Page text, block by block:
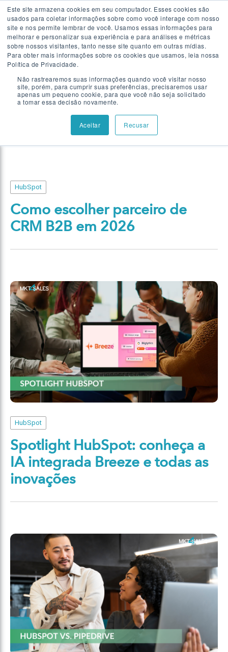
Este site armazena cookies em seu computador. Esses cookies são
usados para coletar informações sobre como você interage com nosso
site e nos permite lembrar de você. Usamos essas informações para
melhorar e personalizar sua experiência e para análises e métricas
sobre nossos visitantes, tanto nesse site quanto em outras mídias.
Para obter mais informações sobre os cookies que usamos, leia nossa
Política de Privacidade.
Não rastrearemos suas informações quando você visitar nosso
site, porém, para cumprir suas preferências, precisaremos usar
apenas um pequeno cookie, para que você não seja solicitado
a tomar essa decisão novamente.
Aceitar Recusar
Falar com especialista
Showing results related to
HubSpot
HubSpot
Como escolher parceiro de
CRM B2B em 2026
HubSpot
Spotlight HubSpot: conheça a
IA integrada Breeze e todas as
inovações